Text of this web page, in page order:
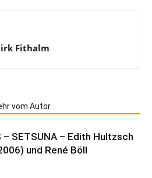
Fithalm
vom Autor
– SETSUNA – Edith Hultzsch
und René Böll